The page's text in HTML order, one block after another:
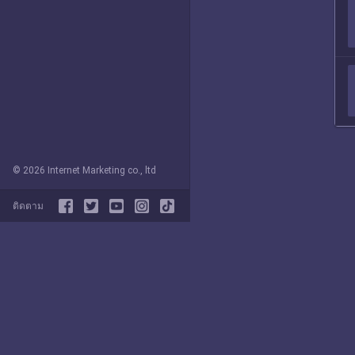
© 2026 Internet Marketing co., ltd
ติดตาม